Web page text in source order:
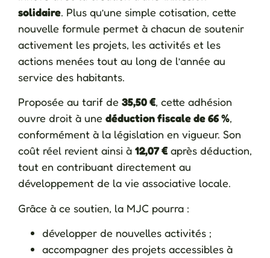
solidaire. Plus qu’une simple cotisation, cette
nouvelle formule permet à chacun de soutenir
activement les projets, les activités et les
actions menées tout au long de l’année au
service des habitants.
Proposée au tarif de 35,50 €, cette adhésion
ouvre droit à une déduction fiscale de 66 %,
conformément à la législation en vigueur. Son
coût réel revient ainsi à 12,07 € après déduction,
tout en contribuant directement au
développement de la vie associative locale.
Grâce à ce soutien, la MJC pourra :
développer de nouvelles activités ;
accompagner des projets accessibles à